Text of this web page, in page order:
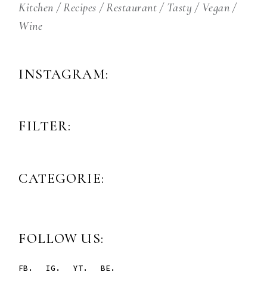
Kitchen
Recipes Restaurant Tasty
Vegan
Wine
INSTAGRAM:
FILTER:
CATEGORIE:
FOLLOW US:
FB. IG. YT. BE.